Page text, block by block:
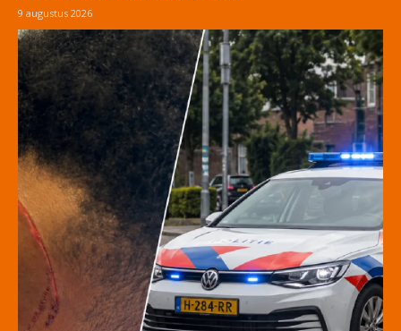
9 augustus 2026